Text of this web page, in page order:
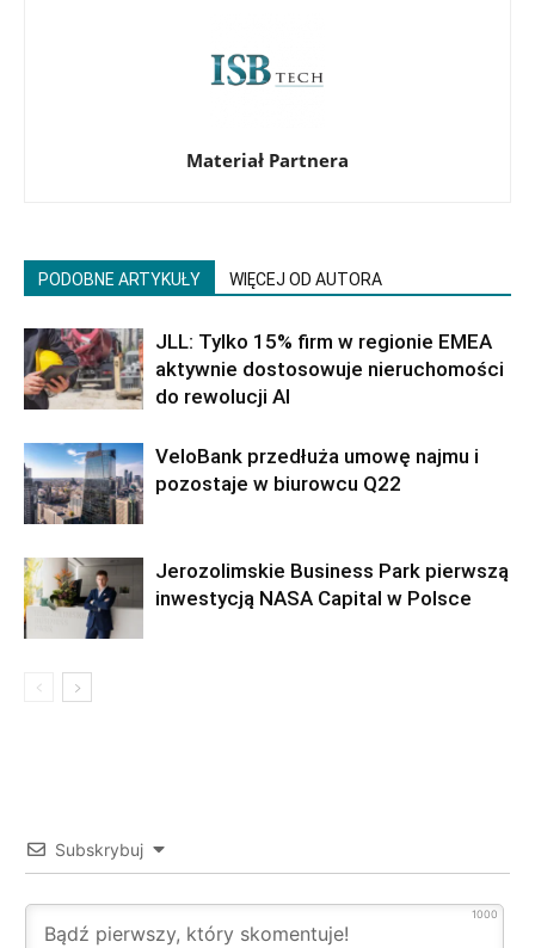
Materiał Partnera
PODOBNE ARTYKUŁY WIĘCEJ OD AUTORA
JLL: Tylko 15% firm w regionie EMEA
aktywnie dostosowuje nieruchomości
do rewolucji AI
VeloBank przedłuża umowę najmu i
pozostaje w biurowcu Q22
Jerozolimskie Business Park pierwszą
inwestycją NASA Capital w Polsce
Subskrybuj
1000